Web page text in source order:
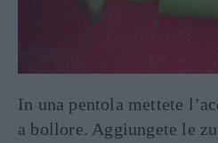
In una pentola mettete
a bollore. Aggiungete le